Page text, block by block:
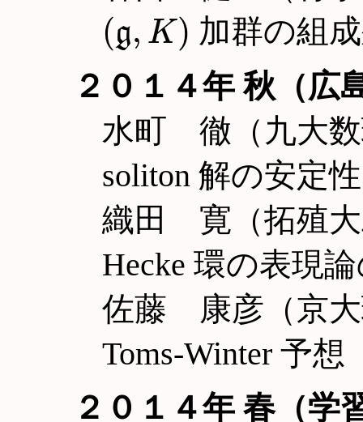
( g ,K)
加群の組
２０１４年 秋（広
水町 徹（九大数
soliton 解の安定性
織田 寛（拓殖大
Hecke 環の表現
佐藤 康彦（京大
Toms-Winter 予想
２０１４年 春（学